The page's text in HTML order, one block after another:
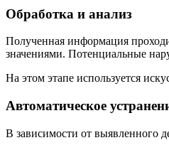
Обработка и анализ
Полученная информация
значениями. Потенциальные
На этом этапе используется
Автоматическое
В зависимости от выявленного